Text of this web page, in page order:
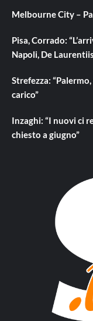
Melbourne City –
Pisa, Corrado:
Napoli, De
Strefezza:
carico”
Inzaghi: “I nuovi ci
chiesto a giugno”